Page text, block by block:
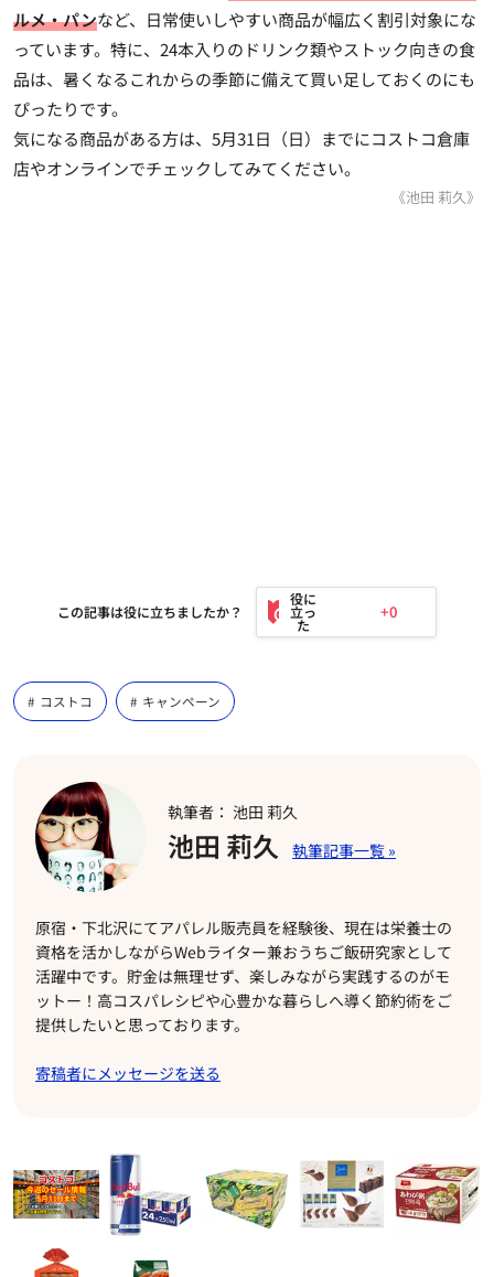
ルメ・パンなど、日常使いしやすい商品が幅広く割引対象にな
っています。特に、24本入りのドリンク類やストック向きの食
品は、暑くなるこれからの季節に備えて買い足しておくのにも
ぴったりです。
気になる商品がある方は、5月31日（日）までにコストコ倉庫
店やオンラインでチェックしてみてください。
《池田 莉久》
この記事は役に立ちましたか？ +0
コストコ キャンペーン
執筆者： 池田 莉久
池田 莉久
原宿・下北沢にてアパレル販売員を経験後、現在は栄養士の
資格を活かしながらWebライター兼おうちご飯研究家として
活躍中です。貯金は無理せず、楽しみながら実践するのがモ
ットー！高コスパレシピや心豊かな暮らしへ導く節約術をご
提供したいと思っております。
寄稿者にメッセージを送る